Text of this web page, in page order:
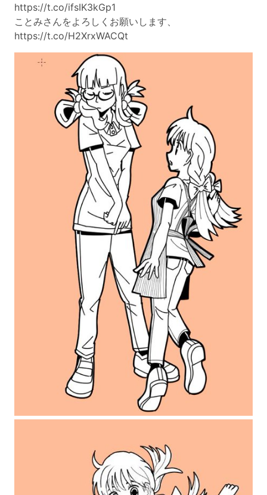
https://t.co/ifsIK3kGp1
ことみさんをよろしくお願いします、
https://t.co/H2XrxWACQt